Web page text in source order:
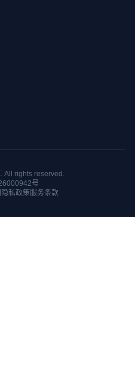
All rights reserved.
号
隐私政策服务条款